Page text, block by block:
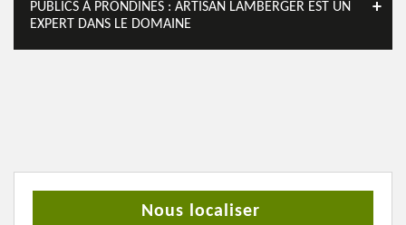
PUBLICS À PRONDINES : ARTISAN LAMBERGER EST UN
EXPERT DANS LE DOMAINE
Nous localiser